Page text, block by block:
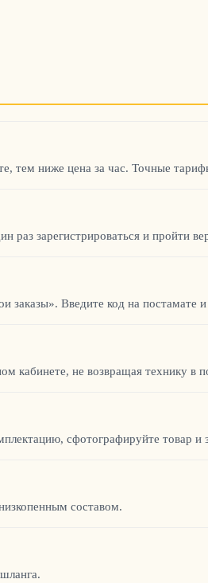
тем ниже цена за час. Точные
раз зарегистрироваться и пройти
Введите код на постамате
кабинете, не возвращая технику в
сфотографируйте товар и
составом.